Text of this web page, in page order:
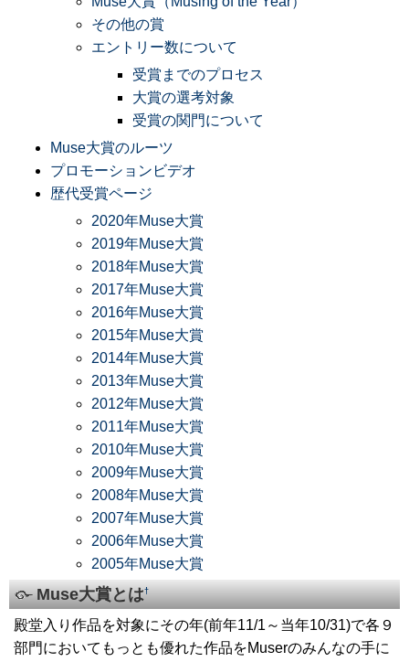
その他の賞
エントリー数について
受賞までのプロセス
大賞の選考対象
受賞の関門について
Muse大賞のルーツ
プロモーションビデオ
歴代受賞ページ
2020年Muse大賞
2019年Muse大賞
2018年Muse大賞
2017年Muse大賞
2016年Muse大賞
2015年Muse大賞
2014年Muse大賞
2013年Muse大賞
2012年Muse大賞
2011年Muse大賞
2010年Muse大賞
2009年Muse大賞
2008年Muse大賞
2007年Muse大賞
2006年Muse大賞
2005年Muse大賞
Muse大賞とは†
殿堂入り作品を対象にその年(前年11/1～当年10/31)で各９
部門においてもっとも優れた作品をMuserのみんなの手に